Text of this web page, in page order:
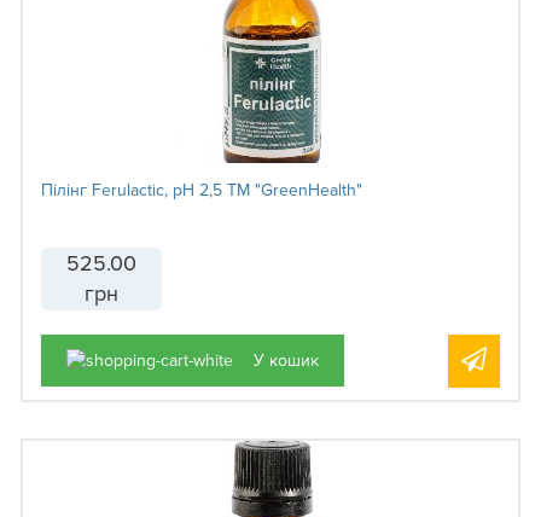
Пілінг Ferulactic, рН 2,5 ТМ "GreenHealth"
525.00
грн
У кошик